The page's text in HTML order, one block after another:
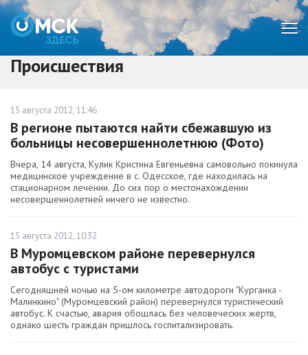
Происшествия
15 августа 2012, 11:46
В регионе пытаются найти сбежавшую из
больницы несовершеннолетнюю (Фото)
Вчера, 14 августа, Кулик Кристина Евгеньевна самовольно покинула
медицинское учреждение в с. Одесское, где находилась на
стационарном лечении. До сих пор о местонахождении
несовершеннолетней ничего не известно.
15 августа 2012, 10:32
В Муромцевском районе перевернулся
автобус с туристами
Сегодняшней ночью на 5-ом километре автодороги "Курганка -
Малинкино" (Муромцевский район) перевернулся туристический
автобус. К счастью, авария обошлась без человеческих жертв,
однако шесть граждан пришлось госпитализировать.